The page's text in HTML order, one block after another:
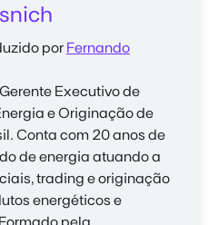
por Fernando
Executivo de
e Originação de
Conta com 20 anos de
de energia atuando a
trading e originação
energéticos e